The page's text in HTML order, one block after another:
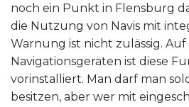
noch ein Punkt in Flensburg
die Nutzung von Navis mit
Warnung ist nicht zulässig.
Navigationsgeräten ist diese
vorinstalliert. Man darf man
besitzen, aber wer mit